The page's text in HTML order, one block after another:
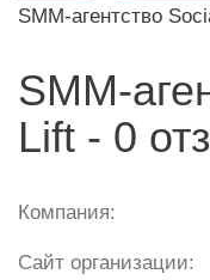
SMM-агентство
SMM-
Lift - 0
Компания:
Сайт организации: